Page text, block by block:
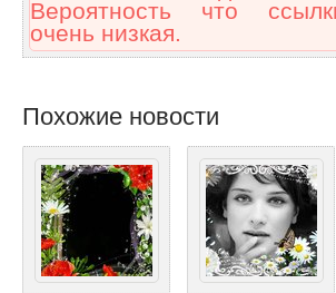
Вероятность что
очень низкая.
Похожие новости